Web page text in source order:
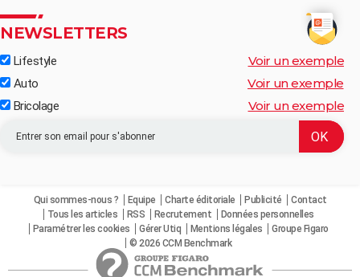
NEWSLETTERS
Lifestyle Voir un exemple
Auto Voir un exemple
Bricolage Voir un exemple
Qui sommes-nous ? Equipe Charte éditoriale Publicité
Contact
Tous les articles
RSS Recrutement
Données personnelles
Paramétrer les cookies
Gérer Utiq Mentions légales
Groupe Figaro
© 2026 CCM Benchmark